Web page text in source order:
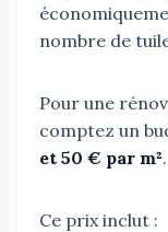
nombre de
Pour une
comptez un
et 50 € par m².
Ce prix inclut :